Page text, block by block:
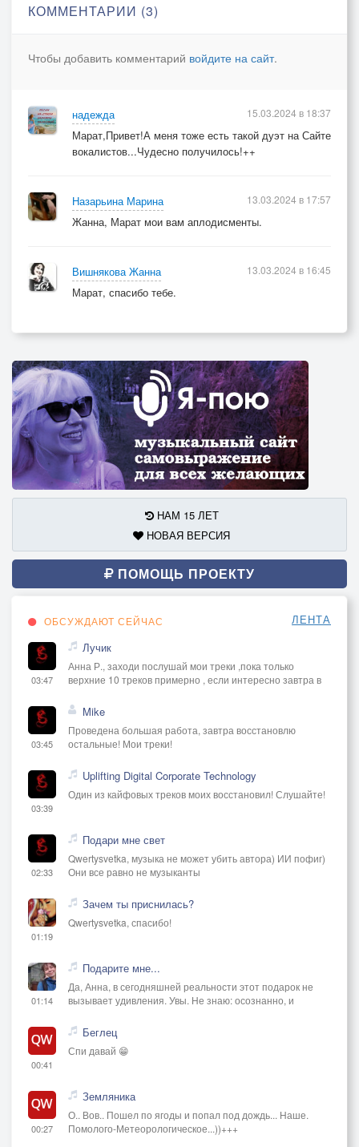
КОММЕНТАРИИ (3)
Чтобы добавить комментарий войдите на сайт.
надежда
Марат,Привет!А меня тоже есть такой дуэт на Сайте
вокалистов...Чудесно получилось!++
15.03.2024 в 18:37
Назарьина Марина
Жанна, Марат мои вам аплодисменты.
13.03.2024 в 17:57
Вишнякова Жанна
Марат, спасибо тебе.
13.03.2024 в 16:45
НАМ 15 ЛЕТ
НОВАЯ ВЕРСИЯ
ПОМОЩЬ ПРОЕКТУ
ОБСУЖДАЮТ СЕЙЧАС ЛЕНТА
03:47
Лучик
Анна Р., заходи послушай мои треки ,пока только
верхние 10 треков примерно , если интересно завтра в
03:45
Mike
Проведена большая работа, завтра восстановлю
остальные! Мои треки!
03:39
Uplifting Digital Corporate Technology
Один из кайфовых треков моих восстановил! Слушайте!
02:33
Подари мне свет
Qwertysvetka, музыка не может убить автора) ИИ пофиг)
Они все равно не музыканты
01:19
Зачем ты приснилась?
Qwertysvetka, спасибо!
01:14
Подарите мне...
Да, Анна, в сегодняшней реальности этот подарок не
вызывает удивления. Увы. Не знаю: осознанно, и
00:41
Беглец
Спи давай 😁
00:27
Земляника
О.. Вов.. Пошел по ягоды и попал под дождь... Наше.
Помолого-Метеорологическое...))+++